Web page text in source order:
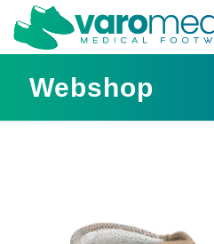
Webshop